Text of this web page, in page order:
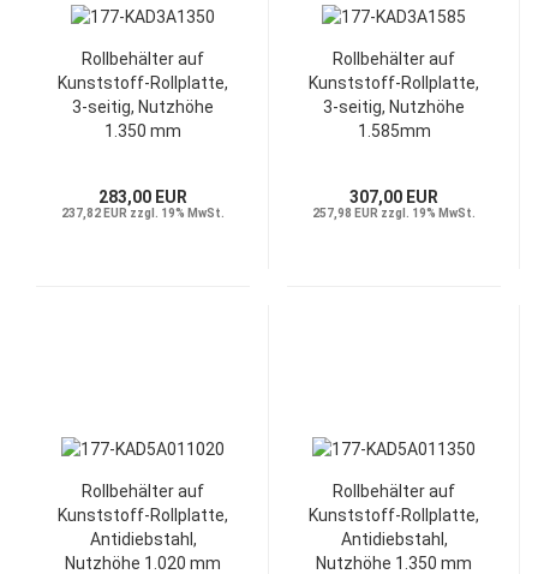
Rollbehälter auf
Kunststoff-Rollplatte,
3-seitig, Nutzhöhe
1.350 mm
283,00 EUR
237,82 EUR zzgl. 19% MwSt.
Rollbehälter auf
Kunststoff-Rollplatte,
3-seitig, Nutzhöhe
1.585mm
307,00 EUR
257,98 EUR zzgl. 19% MwSt.
Rollbehälter auf
Kunststoff-Rollplatte,
Antidiebstahl,
Nutzhöhe 1.020 mm
Rollbehälter auf
Kunststoff-Rollplatte,
Antidiebstahl,
Nutzhöhe 1.350 mm